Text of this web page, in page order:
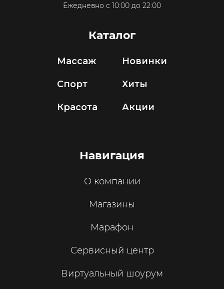
Ежедневно с 10:00 до 22:00
Каталог
Массаж
Спорт
Красота
Новинки
Хиты
Акции
Навигация
О компании
Магазины
Марафон
Сервисный центр
Виртуальный шоурум